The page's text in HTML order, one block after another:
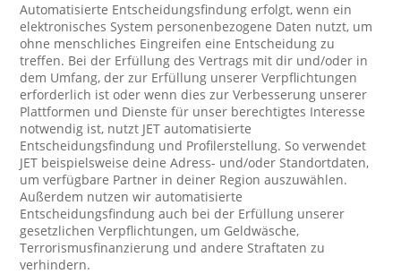
Automatisierte Entscheidungsfindung erfolgt, wenn ein
elektronisches System personenbezogene Daten nutzt, um
ohne menschliches Eingreifen eine Entscheidung zu
treffen. Bei der Erfüllung des Vertrags mit dir und/oder in
dem Umfang, der zur Erfüllung unserer Verpflichtungen
erforderlich ist oder wenn dies zur Verbesserung unserer
Plattformen und Dienste für unser berechtigtes Interesse
notwendig ist, nutzt JET automatisierte
Entscheidungsfindung und Profilerstellung. So verwendet
JET beispielsweise deine Adress- und/oder Standortdaten,
um verfügbare Partner in deiner Region auszuwählen.
Außerdem nutzen wir automatisierte
Entscheidungsfindung auch bei der Erfüllung unserer
gesetzlichen Verpflichtungen, um Geldwäsche,
Terrorismusfinanzierung und andere Straftaten zu
verhindern.